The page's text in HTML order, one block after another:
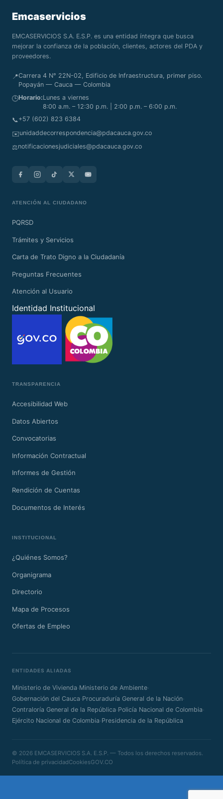
Emcaservicios
EMCASERVICIOS S.A. E.S.P. es una entidad íntegra que busca
mejorar la confianza de la población, clientes, actores del PDA y
proveedores.
📍Carrera 4 N° 22N-02, Edificio de Infraestructura, primer piso.
Popayán — Cauca — Colombia
🕒Horario:Lunes a viernes
8:00 a.m. – 12:30 p.m. | 2:00 p.m. – 6:00 p.m.
📞+57 (602) 823 6384
✉️unidaddecorrespondencia@pdacauca.gov.co
⚖️notificacionesjudiciales@pdacauca.gov.co
ATENCIÓN AL CIUDADANO
PQRSD
Trámites y Servicios
Carta de Trato Digno a la Ciudadanía
Preguntas Frecuentes
Atención al Usuario
Identidad Institucional
TRANSPARENCIA
Accesibilidad Web
Datos Abiertos
Convocatorias
Información Contractual
Informes de Gestión
Rendición de Cuentas
Documentos de Interés
INSTITUCIONAL
¿Quiénes Somos?
Organigrama
Directorio
Mapa de Procesos
Ofertas de Empleo
ENTIDADES ALIADAS
Ministerio de Vivienda·Ministerio de Ambiente·
Gobernación del Cauca·Procuraduría General de la Nación·
Contraloría General de la República·Policía Nacional de Colombia·
Ejército Nacional de Colombia·Presidencia de la República
© 2026 EMCASERVICIOS S.A. E.S.P. — Todos los derechos reservados.
Política de privacidadCookiesGOV.CO